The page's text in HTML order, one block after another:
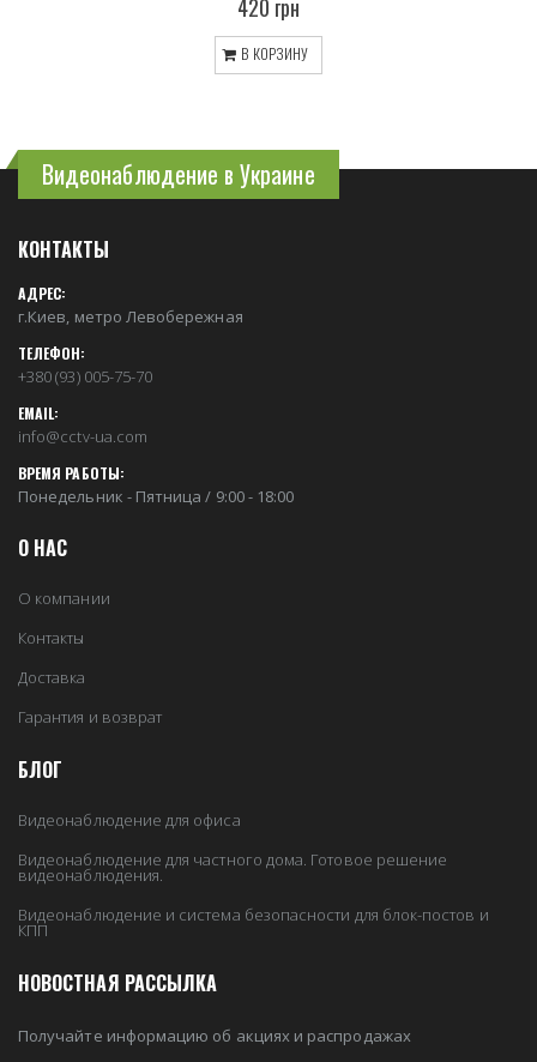
420 грн
В КОРЗИНУ
Видеонаблюдение в Украине
КОНТАКТЫ
АДРЕС:
г.Киев, метро Левобережная
ТЕЛЕФОН:
+380 (93) 005-75-70
EMAIL:
info@cctv-ua.com
ВРЕМЯ РАБОТЫ:
Понедельник - Пятница / 9:00 - 18:00
О НАС
О компании
Контакты
Доставка
Гарантия и возврат
БЛОГ
Видеонаблюдение для офиса
Видеонаблюдение для частного дома. Готовое решение
видеонаблюдения.
Видеонаблюдение и система безопасности для блок-постов и
КПП
НОВОСТНАЯ РАССЫЛКА
Получайте информацию об акциях и распродажах